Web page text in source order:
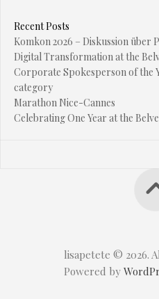
Recent Posts
Komkon 2026 – Diskussion über
Digital Transformation at the
Corporate Spokesperson of the
category
Marathon Nice-Cannes
Celebrating One Year at the
lisapetete © 2026.
Powered by